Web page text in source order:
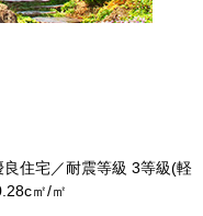
住宅／耐震等級 3等級(軽
㎡/㎡